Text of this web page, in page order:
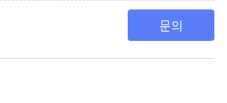
문의